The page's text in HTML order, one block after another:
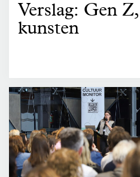
Verslag: Gen
kunsten